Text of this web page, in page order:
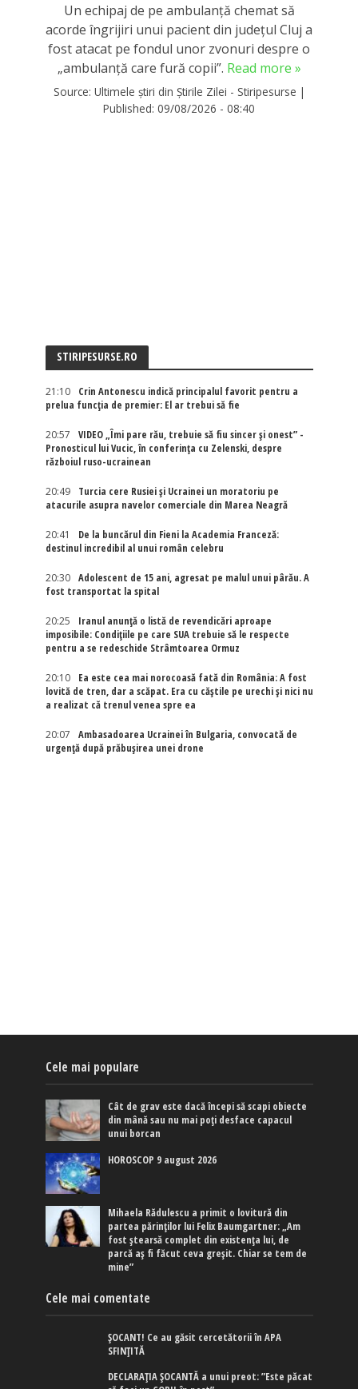
Un echipaj de pe ambulanță chemat să
acorde îngrijiri unui pacient din județul Cluj a
fost atacat pe fondul unor zvonuri despre o
„ambulanţă care fură copii”. Read more »
Source: Ultimele știri din Știrile Zilei - Stiripesurse |
Published: 09/08/2026 - 08:40
STIRIPESURSE.RO
21:10
Crin Antonescu indică principalul favorit pentru a
prelua funcția de premier: El ar trebui să fie
20:57
VIDEO „Îmi pare rău, trebuie să fiu sincer și onest” -
Pronosticul lui Vucic, în conferința cu Zelenski, despre
războiul ruso-ucrainean
20:49
Turcia cere Rusiei și Ucrainei un moratoriu pe
atacurile asupra navelor comerciale din Marea Neagră
20:41
De la buncărul din Fieni la Academia Franceză:
destinul incredibil al unui român celebru
20:30
Adolescent de 15 ani, agresat pe malul unui pârău. A
fost transportat la spital
20:25
Iranul anunță o listă de revendicări aproape
imposibile: Condițiile pe care SUA trebuie să le respecte
pentru a se redeschide Strâmtoarea Ormuz
20:10
Ea este cea mai norocoasă fată din România: A fost
lovită de tren, dar a scăpat. Era cu căștile pe urechi și nici nu
a realizat că trenul venea spre ea
20:07
Ambasadoarea Ucrainei în Bulgaria, convocată de
urgență după prăbușirea unei drone
Cele mai populare
Cât de grav este dacă începi să scapi obiecte
din mână sau nu mai poți desface capacul
unui borcan
HOROSCOP 9 august 2026
Mihaela Rădulescu a primit o lovitură din
partea părinților lui Felix Baumgartner: „Am
fost ștearsă complet din existența lui, de
parcă aș fi făcut ceva greșit. Chiar se tem de
mine”
Cele mai comentate
ȘOCANT! Ce au găsit cercetătorii în APA
SFINȚITĂ
DECLARAȚIA ȘOCANTĂ a unui preot: ”Este păcat